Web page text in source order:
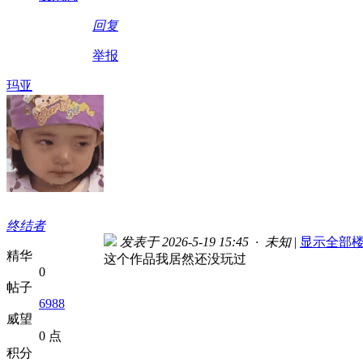
回复
举报
玛亚
终结者
精华
0
帖子
6988
威望
0 点
积分
发表于 2026-5-19 15:45 · 未知 | 显示全部
这个作品我居然还没玩过